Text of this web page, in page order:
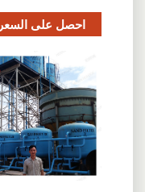
احصل على السعر